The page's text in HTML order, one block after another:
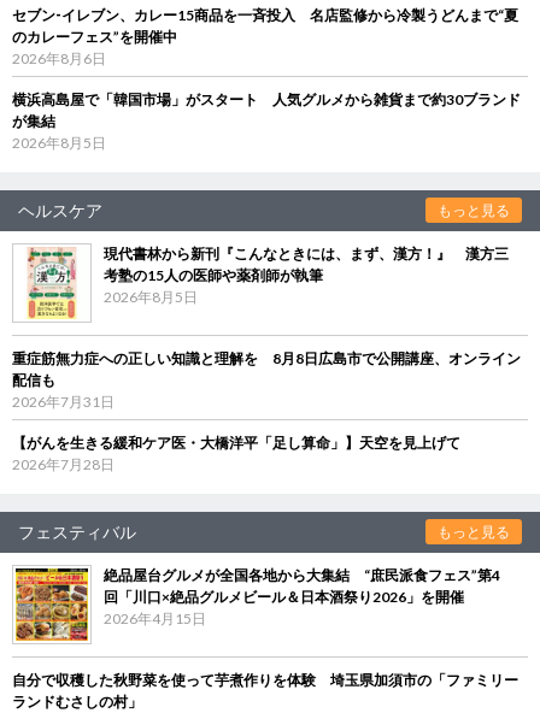
セブン‐イレブン、カレー15商品を一斉投入 名店監修から冷製うどんまで“夏
のカレーフェス”を開催中
2026年8月6日
横浜高島屋で「韓国市場」がスタート 人気グルメから雑貨まで約30ブランド
が集結
2026年8月5日
ヘルスケア もっと見る
現代書林から新刊『こんなときには、まず、漢方！』 漢方三
考塾の15人の医師や薬剤師が執筆
2026年8月5日
重症筋無力症への正しい知識と理解を 8月8日広島市で公開講座、オンライン
配信も
2026年7月31日
【がんを生きる緩和ケア医・大橋洋平「足し算命」】天空を見上げて
2026年7月28日
フェスティバル もっと見る
絶品屋台グルメが全国各地から大集結 “庶民派食フェス”第4
回「川口×絶品グルメビール＆日本酒祭り2026」を開催
2026年4月15日
自分で収穫した秋野菜を使って芋煮作りを体験 埼玉県加須市の「ファミリー
ランドむさしの村」